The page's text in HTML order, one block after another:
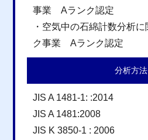
事業 Aランク認定
・空気中の石綿計数分析
ク事業 Aランク認定
分析方法
JIS A 1481-1: :2014
JIS A 1481:2008
JIS K 3850-1 : 2006